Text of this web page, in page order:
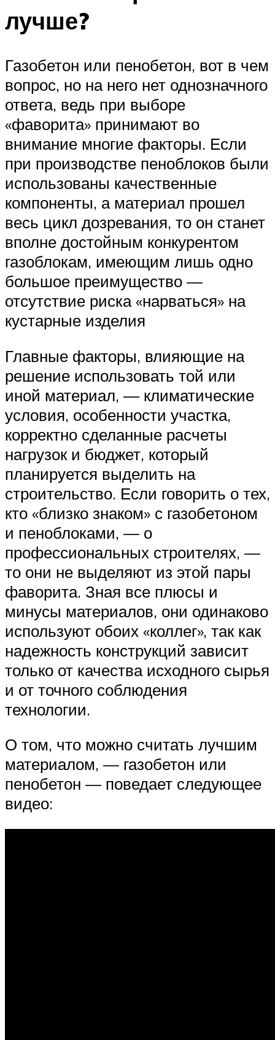
лучше?
Газобетон или пенобетон, вот в чем
вопрос, но на него нет однозначного
ответа, ведь при выборе
«фаворита» принимают во
внимание многие факторы. Если
при производстве пеноблоков были
использованы качественные
компоненты, а материал прошел
весь цикл дозревания, то он станет
вполне достойным конкурентом
газоблокам, имеющим лишь одно
большое преимущество —
отсутствие риска «нарваться» на
кустарные изделия
Главные факторы, влияющие на
решение использовать той или
иной материал, — климатические
условия, особенности участка,
корректно сделанные расчеты
нагрузок и бюджет, который
планируется выделить на
строительство. Если говорить о тех,
кто «близко знаком» с газобетоном
и пеноблоками, — о
профессиональных строителях, —
то они не выделяют из этой пары
фаворита. Зная все плюсы и
минусы материалов, они одинаково
используют обоих «коллег», так как
надежность конструкций зависит
только от качества исходного сырья
и от точного соблюдения
технологии.
О том, что можно считать лучшим
материалом, — газобетон или
пенобетон — поведает следующее
видео: